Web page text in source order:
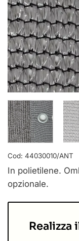
Cod: 44030010/ANT
In polietilene.
opzionale.
Realizza